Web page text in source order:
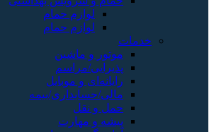
لوازم حمام
لوازم حمام
خدمات
موتور و ماشین
پذیرایی/مراسم
رایانه‌ای و موبایل
مالی/حسابداری/بیمه
حمل و نقل
پیشه و مهارت